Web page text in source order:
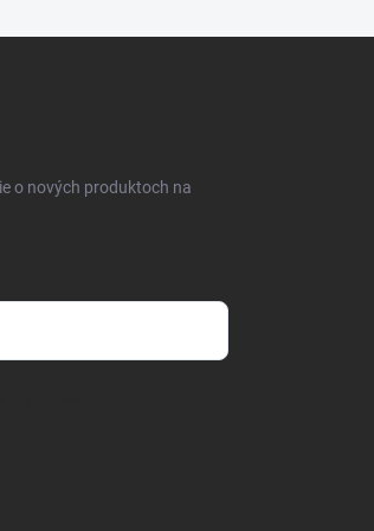
o nových produktoch na